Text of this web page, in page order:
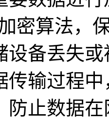
密算法，
设备丢失
传输过程中
防止数据